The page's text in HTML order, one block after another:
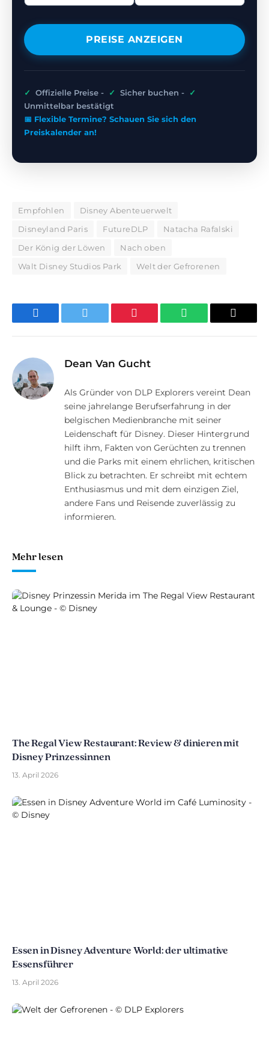
PREISE ANZEIGEN
✓ Offizielle Preise - ✓ Sicher buchen -
✓
Unmittelbar bestätigt
📅 Flexible Termine? Schauen Sie sich den
Preiskalender an!
Empfohlen
Disney Abenteuerwelt
Disneyland Paris
FutureDLP
Natacha Rafalski
Der König der Löwen
Nach oben
Walt Disney Studios Park
Welt der Gefrorenen
Facebook Twitter Pinterest WhatsApp E-
Dean Van Gucht
Als Gründer von DLP Explorers vereint Dean
seine jahrelange Berufserfahrung in der
belgischen Medienbranche mit seiner
Leidenschaft für Disney. Dieser Hintergrund
hilft ihm, Fakten von Gerüchten zu trennen
und die Parks mit einem ehrlichen, kritischen
Blick zu betrachten. Er schreibt mit echtem
Enthusiasmus und mit dem einzigen Ziel,
andere Fans und Reisende zuverlässig zu
informieren.
Mehr lesen
The Regal View Restaurant: Review & dinieren mit
Disney Prinzessinnen
13. April 2026
Essen in Disney Adventure World: der ultimative
Essensführer
13. April 2026